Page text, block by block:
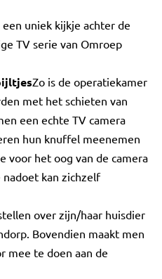
uniek kijkje achter de
TV serie van Omroep
Zo is de operatiekamer
met het schieten van
een echte TV camera
hun knuffel meenemen
voor het oog van de camera
kan zichzelf
over zijn/haar huisdier
Bovendien maakt men
mee te doen aan de